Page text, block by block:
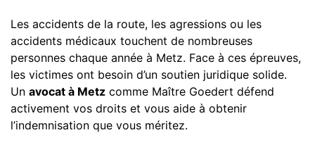
Les accidents de la route, les agressions ou les
accidents médicaux touchent de nombreuses
personnes chaque année à Metz. Face à ces épreuves,
les victimes ont besoin d’un soutien juridique solide.
Un avocat à Metz comme Maître Goedert défend
activement vos droits et vous aide à obtenir
l’indemnisation que vous méritez.